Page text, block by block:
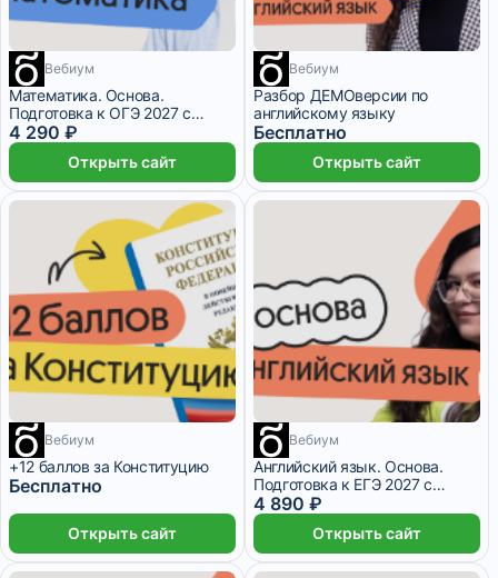
9 месяцев
Вебиум
Математика. Основа.
Подготовка к ОГЭ 2027 с
сентября
4 290 ₽
Открыть сайт
1 месяцВебиум
Разбор ДЕМОверсии по
английскому языку
Бесплатно
Открыть сайт
1 месяцВебиум
+12 баллов за Конституцию
Бесплатно
Открыть сайт
9 месяцев
Вебиум
Английский язык. Основа.
Подготовка к ЕГЭ 2027 с
сентября
4 890 ₽
Открыть сайт